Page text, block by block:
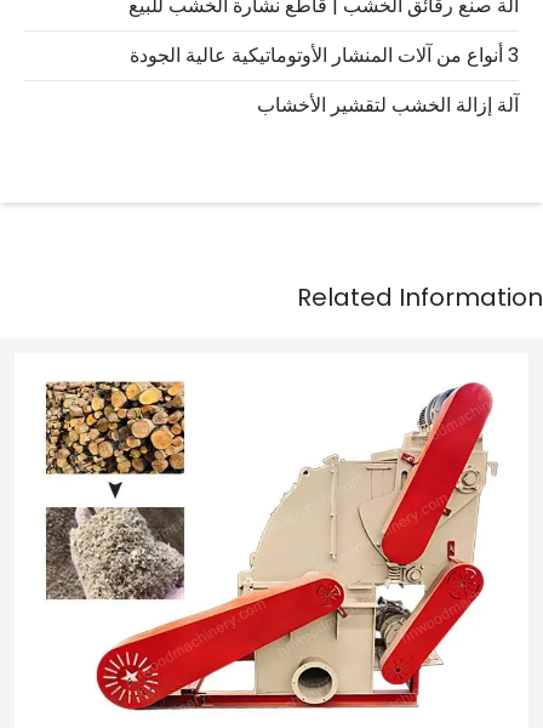
3 أنواع من آلات المنشار الأوتوماتيكية عالية الجودة
آلة إزالة الخشب لتقشير الأخشاب